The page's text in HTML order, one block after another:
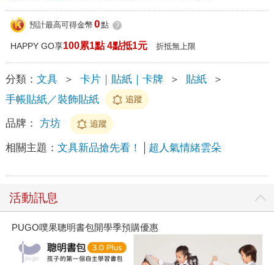
預計最高可得金幣 0點 ?
HAPPY GO享100累1點 4點抵1元 折抵無上限
分類： 文具 ＞ 卡片｜貼紙｜卡牌 ＞ 貼紙
＞
手帳貼紙／裝飾貼紙
追蹤
品牌： 方坊 追蹤
相關主題： 文具新品搶先看！ 超人氣情緒雲朵
活動訊息
PUGO噗果聰明書包開學季預購優惠